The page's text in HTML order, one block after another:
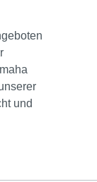
und